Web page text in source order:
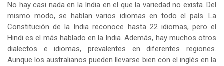
No hay casi nada en la India en el que la variedad no exista. Del
mismo modo, se hablan varios idiomas en todo el país. La
Constitución de la India reconoce hasta 22 idiomas, pero el
Hindi es el más hablado en la India. Además, hay muchos otros
dialectos e idiomas, prevalentes en diferentes regiones.
Aunque los australianos pueden llevarse bien con el inglés en la